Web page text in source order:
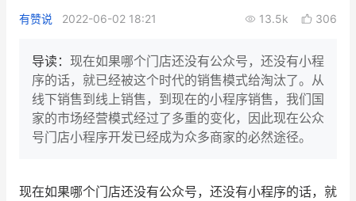
AllValue 战略合作
增长产品指南
智库 产品场景库
有赞说 2022-06-02 18:21 13.5k 306
导读： 现在如果哪个门店还没有公众号，还没有小程
序的话，就已经被这个时代的销售模式给淘汰了。从
线下销售到线上销售，到现在的小程序销售，我们国
家的市场经营模式经过了多重的变化，因此现在公众
号门店小程序开发已经成为众多商家的必然途径。
现在如果哪个门店还没有公众号，还没有小程序的话，就